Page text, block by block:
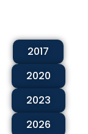
2017
2020
2023
2026